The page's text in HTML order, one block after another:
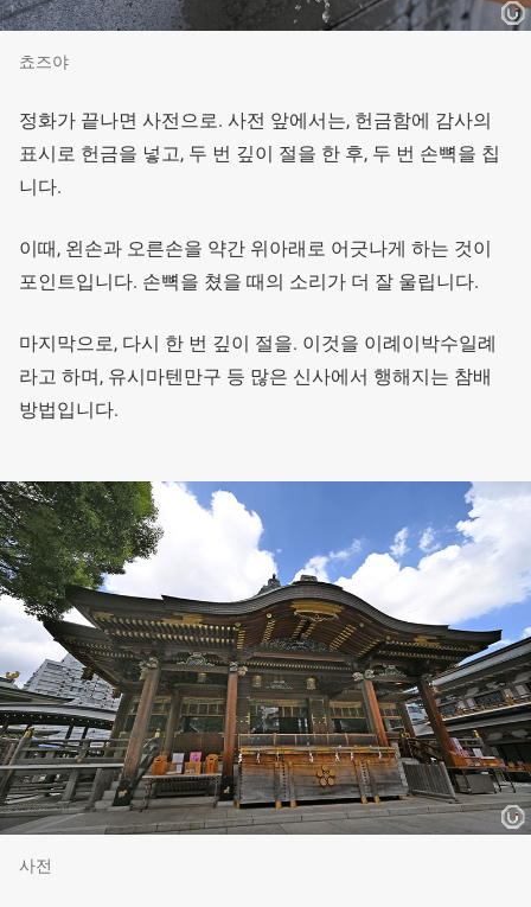
쵸즈야
정화가 끝나면 사전으로. 사전 앞에서는, 헌금함에 감사의
표시로 헌금을 넣고, 두 번 깊이 절을 한 후, 두 번 손뼉을 칩
니다.
이때, 왼손과 오른손을 약간 위아래로 어긋나게 하는 것이
포인트입니다. 손뼉을 쳤을 때의 소리가 더 잘 울립니다.
마지막으로, 다시 한 번 깊이 절을. 이것을 이례이박수일례
라고 하며, 유시마텐만구 등 많은 신사에서 행해지는 참배
방법입니다.
사전